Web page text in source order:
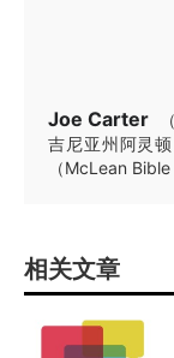
Joe Carter
吉尼亚州阿灵
（McLean
相关文章